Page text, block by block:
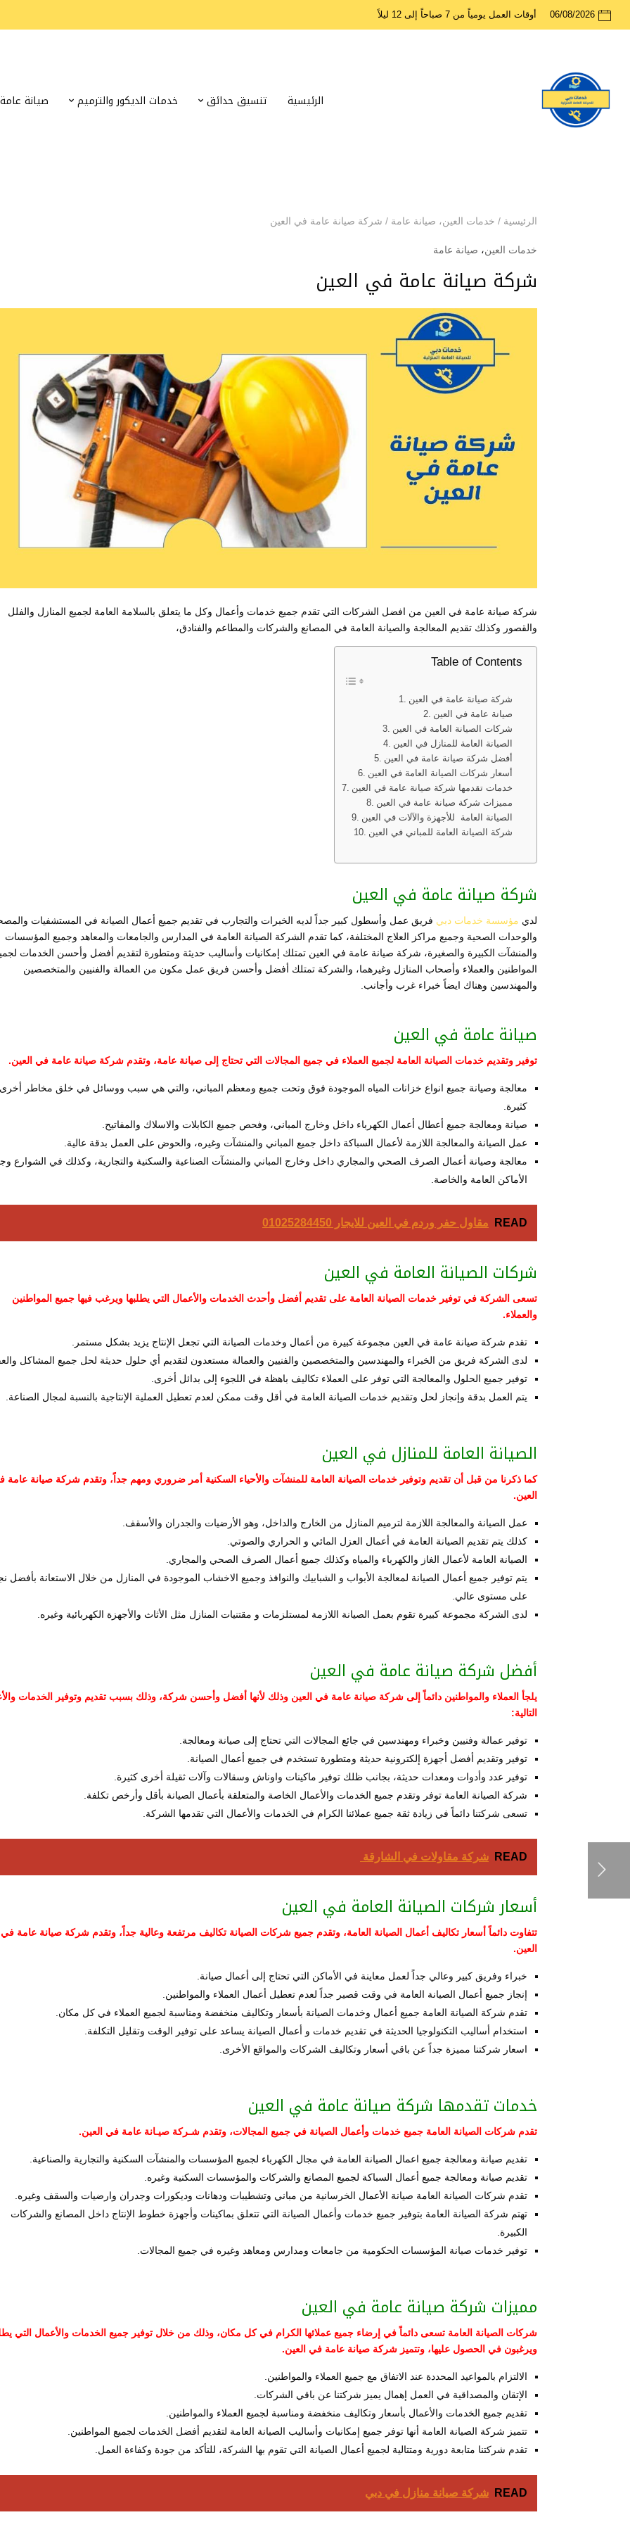
06/08/2026 أوقات العمل يومياً من 7 صباحاً إلى 12 ليلاً
الرئيسية تنسيق حدائق خدمات الديكور والترميم صيانة عامة
الرئيسية / خدمات العين، صيانة عامة / شركة صيانة عامة في العين
خدمات العين، صيانة عامة
شركة صيانة عامة في العين
شركة صيانة عامة في العين من افضل الشركات التي تقدم جميع خدمات وأعمال وكل ما يتعلق بالسلامة العامة لجميع المنازل والفلل
والقصور وكذلك تقديم المعالجة والصيانة العامة في المصانع والشركات والمطاعم والفنادق،
Table of Contents
شركة صيانة عامة في العين
صيانة عامة في العين
شركات الصيانة العامة في العين
الصيانة العامة للمنازل في العين
أفضل شركة صيانة عامة في العين
أسعار شركات الصيانة العامة في العين
خدمات تقدمها شركة صيانة عامة في العين
مميزات شركة صيانة عامة في العين
الصيانة العامة للأجهزة والآلات في العين
شركة الصيانة العامة للمباني في العين
شركة صيانة عامة في العين
لدي مؤسسة خدمات دبي فريق عمل وأسطول كبير جداً لديه الخبرات والتجارب في تقديم جميع أعمال الصيانة في المستشفيات
والوحدات الصحية وجميع مراكز العلاج المختلفة، كما تقدم الشركة الصيانة العامة في المدارس والجامعات والمعاهد وجميع المؤسسات
والمنشآت الكبيرة والصغيرة، شركة صيانة عامة في العين تمتلك إمكانيات وأساليب حديثة ومتطورة لتقديم أفضل وأحسن الخدمات
المواطنين والعملاء وأصحاب المنازل وغيرهما، والشركة تمتلك أفضل وأحسن فريق عمل مكون من العمالة والفنيين والمتخصصين
والمهندسين وهناك ايضاً خبراء غرب وأجانب.
صيانة عامة في العين
توفير وتقديم خدمات الصيانة العامة لجميع العملاء في جميع المجالات التي تحتاج إلى صيانة عامة، وتقدم شركة صيانة عامة في العين.
معالجة وصيانة جميع انواع خزانات المياه الموجودة فوق وتحت جميع ومعظم المباني، والتي هي سبب ووسائل في خلق مخاطر أخرى
كثيرة.
صيانة ومعالجة جميع أعطال أعمال الكهرباء داخل وخارج المباني، وفحص جميع الكابلات والاسلاك والمفاتيح.
عمل الصيانة والمعالجة اللازمة لأعمال السباكة داخل جميع المباني والمنشآت وغيره، والحوض على العمل بدقة عالية.
معالجة وصيانة أعمال الصرف الصحي والمجاري داخل وخارج المباني والمنشآت الصناعية والسكنية والتجارية، وكذلك في الشوارع
الأماكن العامة والخاصة.
READ مقاول حفر وردم في العين للايجار 01025284450
شركات الصيانة العامة في العين
تسعى الشركة في توفير خدمات الصيانة العامة على تقديم أفضل وأحدث الخدمات والأعمال التي يطلبها ويرغب فيها جميع المواطنين
والعملاء.
تقدم شركة صيانة عامة في العين مجموعة كبيرة من أعمال وخدمات الصيانة التي تجعل الإنتاج يزيد بشكل مستمر.
لدى الشركة فريق من الخبراء والمهندسين والمتخصصين والفنيين والعمالة مستعدون لتقديم أي حلول حديثة لحل جميع المشاكل
توفير جميع الحلول والمعالجة التي توفر على العملاء تكاليف باهظة في اللجوء إلى بدائل أخرى.
يتم العمل بدقة وإنجاز لحل وتقديم خدمات الصيانة العامة في أقل وقت ممكن لعدم تعطيل العملية الإنتاجية بالنسبة لمجال الصناعة.
الصيانة العامة للمنازل في العين
كما ذكرنا من قبل أن تقديم وتوفير خدمات الصيانة العامة للمنشآت والأحياء السكنية أمر ضروري ومهم جداً، وتقدم شركة صيانة عامة
العين.
عمل الصيانة والمعالجة اللازمة لترميم المنازل من الخارج والداخل، وهو الأرضيات والجدران والأسقف.
كذلك يتم تقديم الصيانة العامة في أعمال العزل المائي و الحراري والصوتي.
الصيانة العامة لأعمال الغاز والكهرباء والمياه وكذلك جميع أعمال الصرف الصحي والمجاري.
يتم توفير جميع أعمال الصيانة لمعالجة الأبواب و الشبابيك والنوافذ وجميع الاخشاب الموجودة في المنازل من خلال الاستعانة بأفضل
على مستوى عالي.
لدى الشركة مجموعة كبيرة تقوم بعمل الصيانة اللازمة لمستلزمات و مقتنيات المنازل مثل الأثاث والأجهزة الكهربائية وغيره.
أفضل شركة صيانة عامة في العين
يلجأ العملاء والمواطنين دائماً إلى شركة صيانة عامة في العين وذلك لأنها أفضل وأحسن شركة، وذلك بسبب تقديم وتوفير الخدمات
التالية:
توفير عمالة وفنيين وخبراء ومهندسين في جائع المجالات التي تحتاج إلى صيانة ومعالجة.
توفير وتقديم أفضل أجهزة إلكترونية حديثة ومتطورة تستخدم في جميع أعمال الصيانة.
توفير عدد وأدوات ومعدات حديثة، بجانب ظلك توفير ماكينات واوناش وسقالات وآلات ثقيلة أخرى كثيرة.
شركة الصيانة العامة توفر وتقدم جميع الخدمات والأعمال الخاصة والمتعلقة بأعمال الصيانة بأقل وأرخص تكلفة.
تسعى شركتنا دائماً في زيادة ثقة جميع عملائنا الكرام في الخدمات والأعمال التي تقدمها الشركة.
READ شركة مقاولات في الشارقة
أسعار شركات الصيانة العامة في العين
تتفاوت دائماً أسعار تكاليف أعمال الصيانة العامة، وتقدم جميع شركات الصيانة تكاليف مرتفعة وعالية جداً، وتقدم شركة صيانة عامة في
العين.
خبراء وفريق كبير وعالي جداً لعمل معاينة في الأماكن التي تحتاج إلى أعمال صيانة.
إنجاز جميع أعمال الصيانة العامة في وقت قصير جداً لعدم تعطيل أعمال العملاء والمواطنين.
تقدم شركة الصيانة العامة جميع أعمال وخدمات الصيانة بأسعار وتكاليف منخفضة ومناسبة لجميع العملاء في كل مكان.
استخدام أساليب التكنولوجيا الحديثة في تقديم خدمات و أعمال الصيانة يساعد على توفير الوقت وتقليل التكلفة.
اسعار شركتنا مميزة جداً عن باقي أسعار وتكاليف الشركات والمواقع الأخرى.
خدمات تقدمها شركة صيانة عامة في العين
تقدم شركات الصيانة العامة جميع خدمات وأعمال الصيانة في جميع المجالات، وتقدم شـركة صيـانة عامة في العين.
تقديم صيانة ومعالجة جميع اعمال الصيانة العامة في مجال الكهرباء لجميع المؤسسات والمنشآت السكنية والتجارية والصناعية.
تقديم صيانة ومعالجة جميع أعمال السباكة لجميع المصانع والشركات والمؤسسات السكنية وغيره.
تقدم شركات الصيانة العامة صيانة الأعمال الخرسانية من مباني وتشطيبات ودهانات وديكورات وجدران وارضيات والسقف وغيره.
تهتم شركة الصيانة العامة بتوفير جميع خدمات وأعمال الصيانة التي تتعلق بماكينات وأجهزة خطوط الإنتاج داخل المصانع والشركات
الكبيرة.
توفير خدمات صيانة المؤسسات الحكومية من جامعات ومدارس ومعاهد وغيره في جميع المجالات.
مميزات شركة صيانة عامة في العين
شركات الصيانة العامة تسعى دائماً في إرضاء جميع عملائها الكرام في كل مكان، وذلك من خلال توفير جميع الخدمات والأعمال التي
ويرغبون في الحصول عليها، وتتميز شركة صيانة عامة في العين.
الالتزام بالمواعيد المحددة عند الاتفاق مع جميع العملاء والمواطنين.
الإتقان والمصداقية في العمل إهمال يميز شركتنا عن باقي الشركات.
تقديم جميع الخدمات والأعمال بأسعار وتكاليف منخفضة ومناسبة لجميع العملاء والمواطنين.
تتميز شركة الصيانة العامة أنها توفر جميع إمكانيات وأساليب الصيانة العامة لتقديم أفضل الخدمات لجميع المواطنين.
تقدم شركتنا متابعة دورية ومتتالية لجميع أعمال الصيانة التي تقوم بها الشركة، للتأكد من جودة وكفاءة العمل.
READ شركة صيانة منازل في دبي